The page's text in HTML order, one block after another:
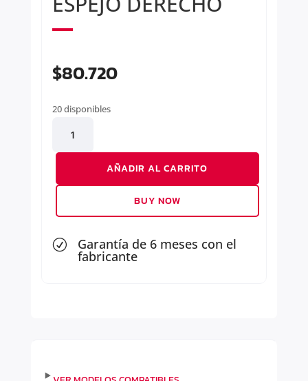
$80.720
20 disponibles
DERECHO
cantidad
AÑADIR AL CARRITO
BUY NOW
R Garantía de 6 meses con el
fabricante